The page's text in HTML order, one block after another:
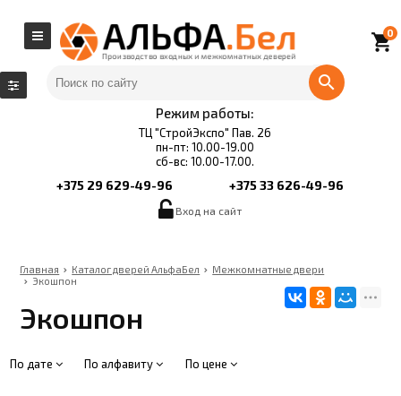
Режим работы:
ТЦ "СтройЭкспо" Пав. 26
пн-пт: 10.00-19.00
сб-вс: 10.00-17.00.
+375 29 629-49-96 +375 33 626-49-96
local_grocery_store
0
Вход на сайт
Главная Каталог дверей АльфаБел
Межкомнатные двери
Экошпон
Экошпон
По дате По алфавиту По цене